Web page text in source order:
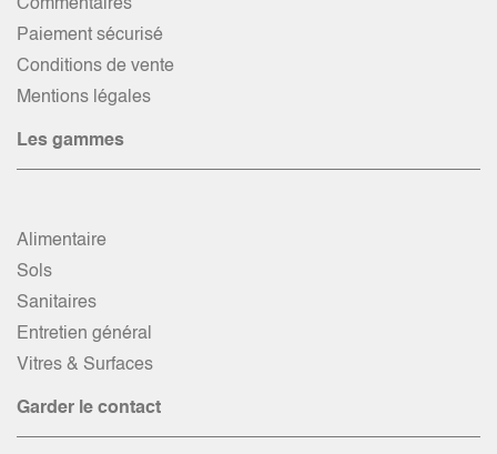
Commentaires
Paiement sécurisé
Conditions de vente
Mentions légales
Les gammes
Alimentaire
Sols
Sanitaires
Entretien général
Vitres & Surfaces
Garder le contact